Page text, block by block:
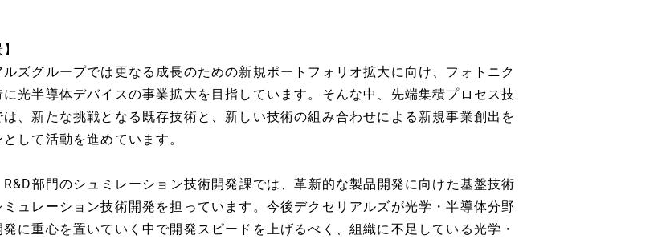
ルズグループでは更なる成長のための新規ポートフォリオ拡大に向け、フォトニク
に光半導体デバイスの事業拡大を目指しています。そんな中、先端集積プロセス技
、新たな挑戦となる既存技術と、新しい技術の組み合わせによる新規事業創出を
として活動を進めています。
R&D部門のシュミレーション技術開発課では、革新的な製品開発に向けた基盤技術
ミュレーション技術開発を担っています。今後デクセリアルズが光学・半導体分野
発に重心を置いていく中で開発スピードを上げるべく、組織に不足している光学・